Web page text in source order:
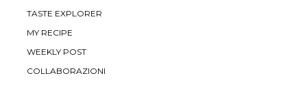
TASTE EXPLORER
MY RECIPE
WEEKLY POST
COLLABORAZIONI